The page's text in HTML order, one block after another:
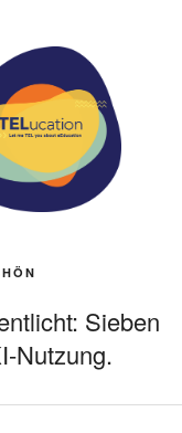
Sieben
Nutzung.